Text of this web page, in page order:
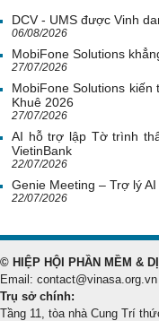
DCV - UMS được Vinh
06/08/2026
MobiFone Solutions
27/07/2026
MobiFone Solutions
Khuê 2026
27/07/2026
AI hỗ trợ lập Tờ trình
VietinBank
22/07/2026
Genie Meeting – Trợ lý
22/07/2026
© HIỆP HỘI PHẦN MỀM &
Email:
Trụ sở chính:
Tầng 11, tòa nhà Cung Trí